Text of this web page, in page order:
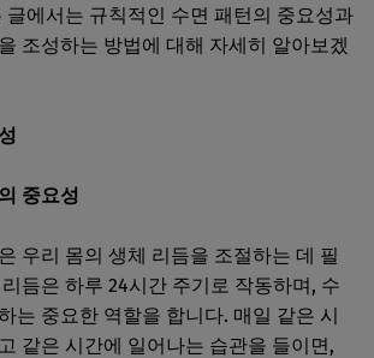
글에서는 규칙적인 수면 패턴의 중요성과
조성하는 방법에 대해 자세히 알아보겠
중요성
우리 몸의 생체 리듬을 조절하는 데 필
듬은 하루 24시간 주기로 작동하며, 수
는 중요한 역할을 합니다. 매일 같은 시
같은 시간에 일어나는 습관을 들이면,